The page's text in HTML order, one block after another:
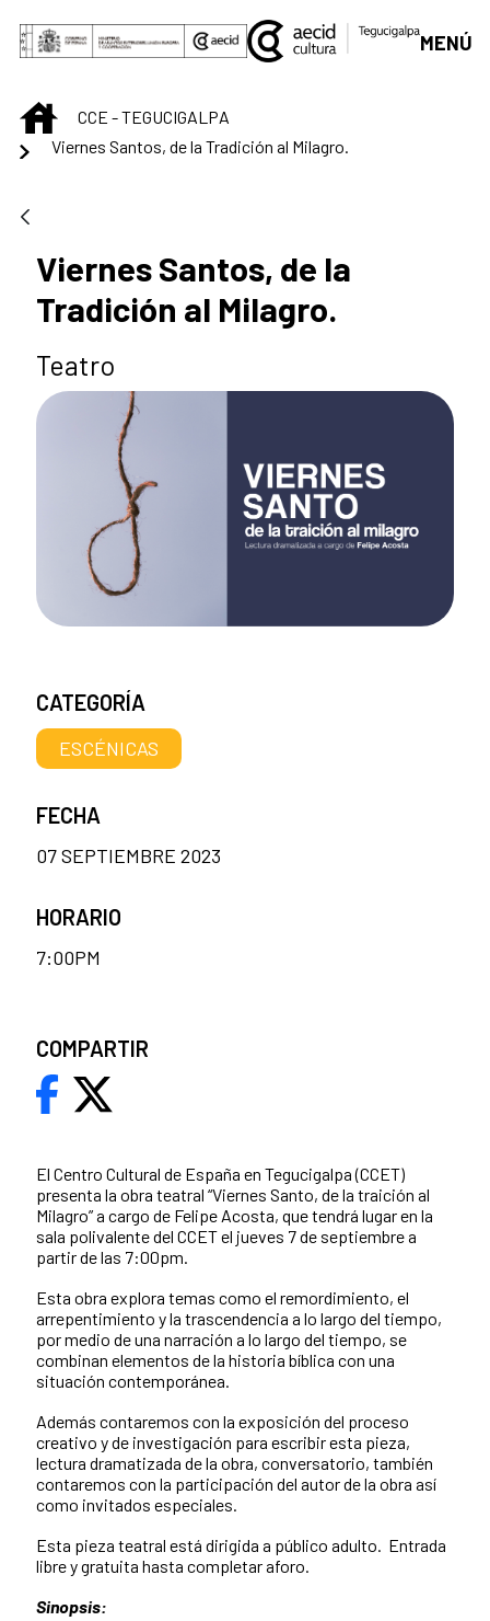
Saltar al contenido principal
MENÚ
INICIOCCE - TEGUCIGALPA
Viernes Santos, de la Tradición al Milagro.
Viernes Santos, de la
Tradición al Milagro.
Teatro
El Centro Cultural de España en Tegucigalpa (CCET)
presenta la obra teatral “Viernes Santo, de la traición al
Milagro” a cargo de Felipe Acosta, que tendrá lugar en la
sala polivalente del CCET el jueves 7 de septiembre a
partir de las 7:00pm.
Esta obra explora temas como el remordimiento, el
arrepentimiento y la trascendencia a lo largo del tiempo,
por medio de una narración a lo largo del tiempo, se
combinan elementos de la historia bíblica con una
situación contemporánea.
Además contaremos con la exposición del proceso
creativo y de investigación para escribir esta pieza,
lectura dramatizada de la obra, conversatorio, también
contaremos con la participación del autor de la obra así
como invitados especiales.
Esta pieza teatral está dirigida a público adulto. Entrada
libre y gratuita hasta completar aforo.
Sinopsis:
CATEGORÍA
ESCÉNICAS
FECHA
07 SEPTIEMBRE 2023
HORARIO
7:00PM
COMPARTIR